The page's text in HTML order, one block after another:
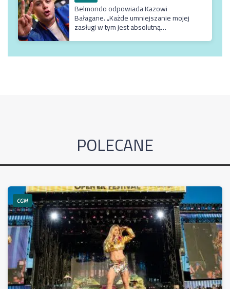
Belmondo odpowiada Kazowi
Bałagane. „Każde umniejszanie mojej
zasługi w tym jest absolutną
POLECANE
CGM